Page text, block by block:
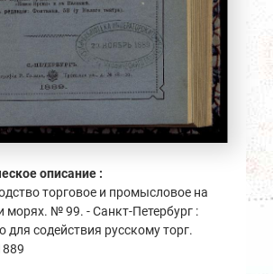
описание :
торговое и промысловое на
морях. № 99. - Санкт-Петербург :
содействия русскому торг.